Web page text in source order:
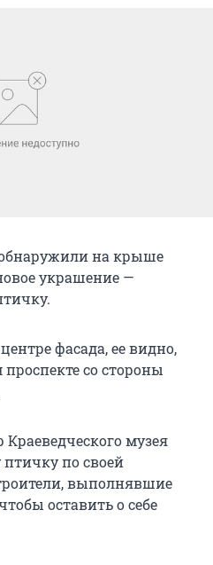
на крыше
украшение —
фасада, ее видно,
со стороны
Краеведческого музея
по своей
выполнявшие
оставить о себе